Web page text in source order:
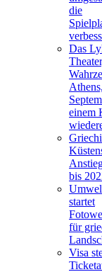
die
Das
einem
bis
startet
für
Visa